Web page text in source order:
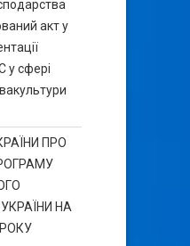
акт у
у сфері
ПРО
НА